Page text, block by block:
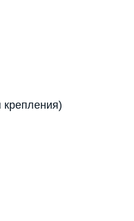
крепления)